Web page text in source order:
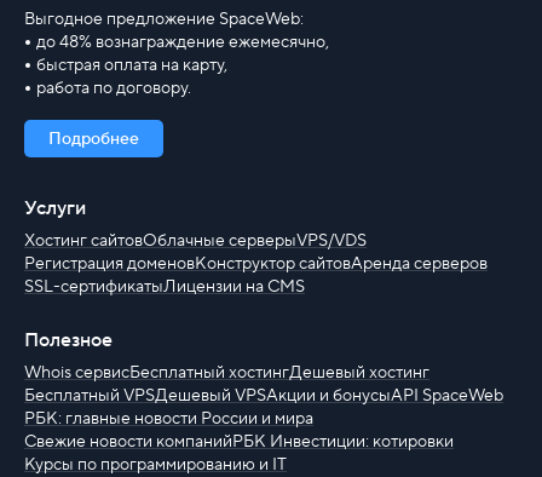
Выгодное предложение SpaceWeb:
до 48% вознаграждение ежемесячно,
быстрая оплата на карту,
работа по договору.
Подробнее
Услуги
Хостинг сайтовОблачные серверыVPS/VDS
Регистрация доменовКонструктор сайтовАренда серверов
SSL-сертификатыЛицензии на CMS
Полезное
Whois сервисБесплатный хостингДешевый хостинг
Бесплатный VPSДешевый VPSАкции и бонусыAPI SpaceWeb
РБК: главные новости России и мира
Свежие новости компанийРБК Инвестиции: котировки
Курсы по программированию и IT